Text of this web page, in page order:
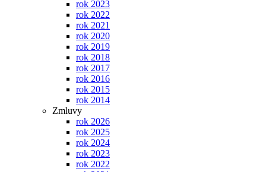
rok 2023
rok 2022
rok 2021
rok 2020
rok 2019
rok 2018
rok 2017
rok 2016
rok 2015
rok 2014
Zmluvy
rok 2026
rok 2025
rok 2024
rok 2023
rok 2022